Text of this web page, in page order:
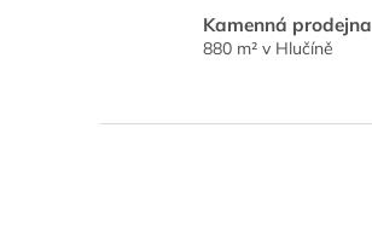
Kamenná prodejna
880 m² v Hlučíně